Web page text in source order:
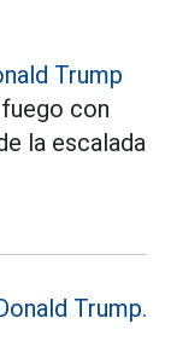
Trump
con
la escalada